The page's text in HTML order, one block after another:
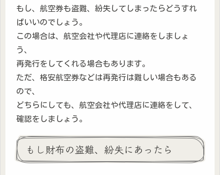
もし、航空券も盗難、紛失してしまったらどうすれ
ばいいのでしょう。
この場合は、航空会社や代理店に連絡をしましょ
う、
再発行をしてくれる場合もあります。
ただ、格安航空券などは再発行は難しい場合もある
ので、
どちらにしても、航空会社や代理店に連絡をして、
確認をしましょう。
もし財布の盗難、紛失にあったら